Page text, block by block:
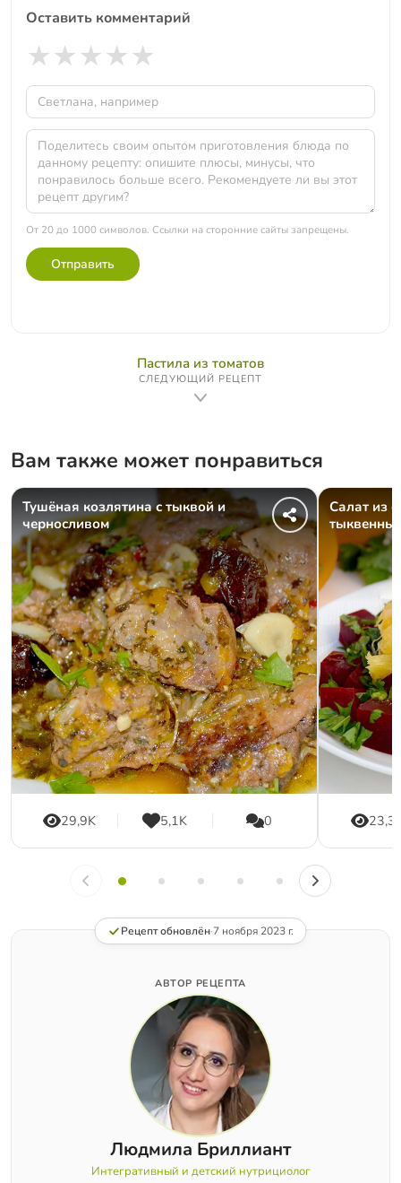
Оставить комментарий
★★★★★
От 20 до 1000 символов. Ссылки на сторонние сайты запрещены.
Отправить
Пастила из томатов
СЛЕДУЮЩИЙ РЕЦЕПТ
Вам также может понравиться
Тушёная козлятина с тыквой и
черносливом
29,9K 5,1K 0
Салат из
Рецепт обновлён·7 ноября 2023 г.
АВТОР РЕЦЕПТА
Людмила Бриллиант
Интегративный и детский нутрициолог